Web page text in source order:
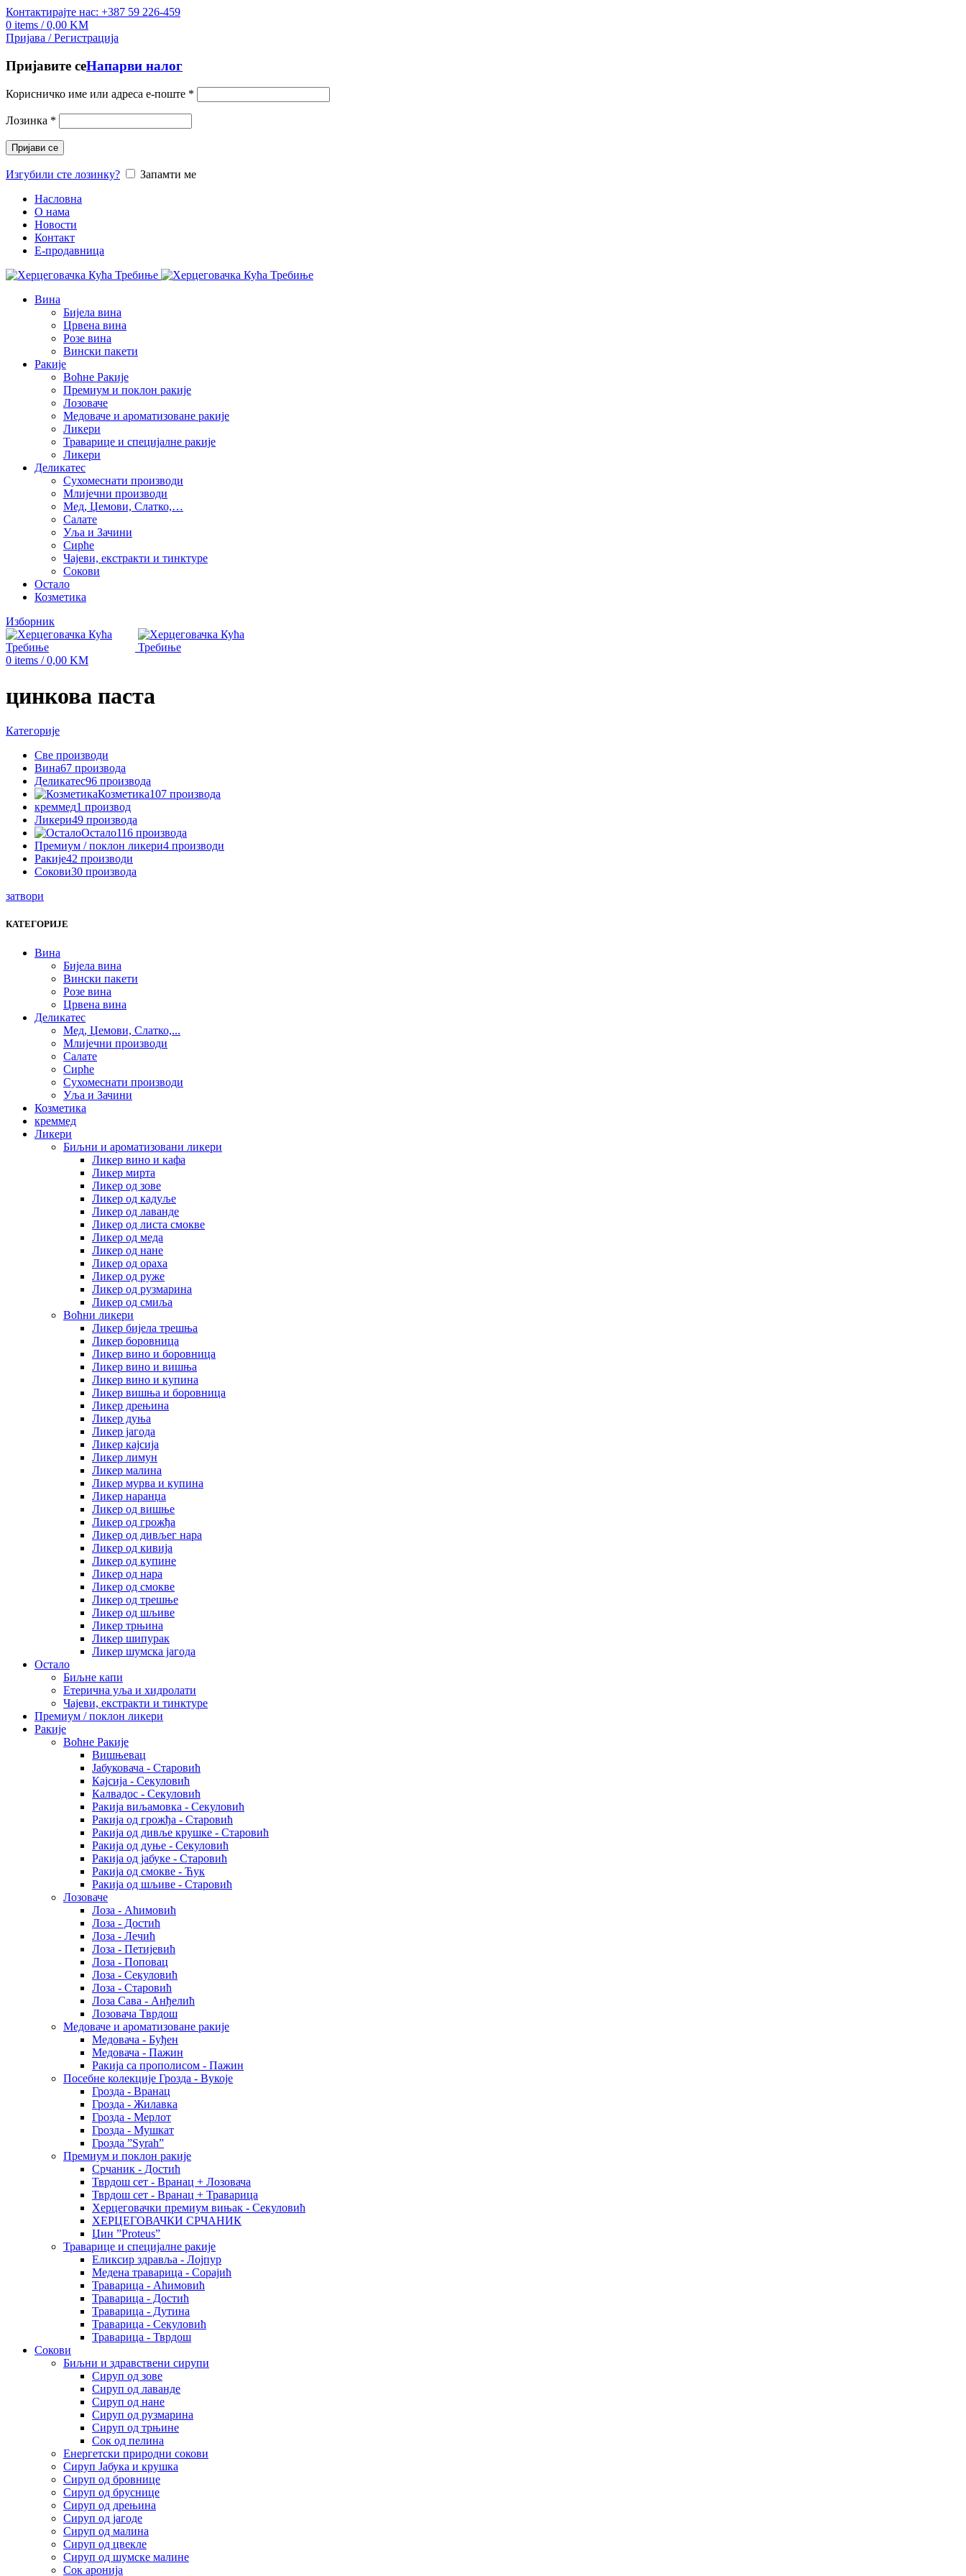
Контактирајте нас: +387 59 226-459
0 items / 0,00 KM
Пријава / Регистрација
Пријавите сеНапарви налог
Корисничко име или адреса е-поште *
Лозинка *
Пријави се
Изгубили сте лозинку?
Запамти ме
Насловна
О нама
Новости
Контакт
E-продавница
Вина
Бијела вина
Црвена вина
Розе вина
Вински пакети
Ракије
Воћне Ракије
Премиум и поклон ракије
Лозоваче
Медоваче и ароматизоване ракије
Ликери
Траварице и специјалне ракије
Ликери
Деликатес
Сухомеснати производи
Млијечни производи
Мед, Џемови, Слатко,…
Салате
Уља и Зачини
Сирће
Чајеви, екстракти и тинктуре
Сокови
Остало
Козметика
Изборник
0 items / 0,00 KM
цинкова паста
Категорије
Све производи
Вина67 производа
Деликатес96 производа
Козметика107 производа
креммед1 производ
Ликери49 производа
Остало116 производа
Премиум / поклон ликери4 производи
Ракије42 производи
Сокови30 производа
затвори
КАТЕГОРИЈЕ
Вина
Бијела вина
Вински пакети
Розе вина
Црвена вина
Деликатес
Мед, Џемови, Слатко,...
Млијечни производи
Салате
Сирће
Сухомеснати производи
Уља и Зачини
Козметика
креммед
Ликери
Биљни и ароматизовани ликери
Ликер вино и кафа
Ликер мирта
Ликер од зове
Ликер од кадуље
Ликер од лаванде
Ликер од листа смокве
Ликер од меда
Ликер од нане
Ликер од ораха
Ликер од руже
Ликер од рузмарина
Ликер од смиља
Воћни ликери
Ликер бијела трешња
Ликер боровница
Ликер вино и боровница
Ликер вино и вишња
Ликер вино и купина
Ликер вишња и боровница
Ликер дрењина
Ликер дуња
Ликер јагода
Ликер кајсија
Ликер лимун
Ликер малина
Ликер мурва и купина
Ликер наранџа
Ликер од вишње
Ликер од грожђа
Ликер од дивљег нара
Ликер од кивија
Ликер од купине
Ликер од нара
Ликер од смокве
Ликер од трешње
Ликер од шљиве
Ликер трњина
Ликер шипурак
Ликер шумска јагода
Остало
Биљне капи
Етерична уља и хидролати
Чајеви, екстракти и тинктуре
Премиум / поклон ликери
Ракије
Воћне Ракије
Вишњевац
Јабуковача - Старовић
Кајсија - Секуловић
Калвадос - Секуловић
Ракија виљамовка - Секуловић
Ракија од грожђа - Старовић
Ракија од дивље крушке - Старовић
Ракија од дуње - Секуловић
Ракија од јабуке - Старовић
Ракија од смокве - Ћук
Ракија од шљиве - Старовић
Лозоваче
Лоза - Аћимовић
Лоза - Достић
Лоза - Лечић
Лоза - Петијевић
Лоза - Поповац
Лоза - Секуловић
Лоза - Старовић
Лоза Сава - Анђелић
Лозовача Тврдош
Медоваче и ароматизоване ракије
Медовача - Буђен
Медовача - Пажин
Ракија са прополисом - Пажин
Посебне колекције Грозда - Вукоје
Грозда - Вранац
Грозда - Жилавка
Грозда - Мерлот
Грозда - Мушкат
Грозда ”Syrah”
Премиум и поклон ракије
Срчаник - Достић
Тврдош сет - Вранац + Лозовача
Тврдош сет - Вранац + Траварица
Херцеговачки премиум вињак - Секуловић
ХЕРЦЕГОВАЧКИ СРЧАНИК
Џин ”Proteus”
Траварице и специјалне ракије
Еликсир здравља - Лојпур
Медена траварица - Сорајић
Траварица - Аћимовић
Траварица - Достић
Траварица - Дутина
Траварица - Секуловић
Траварица - Тврдош
Сокови
Биљни и здравствени сирупи
Сируп од зове
Сируп од лаванде
Сируп од нане
Сируп од рузмарина
Сируп од трњине
Сок од пелина
Енергетски природни сокови
Сируп Јабука и крушка
Сируп од бровнице
Сируп од бруснице
Сируп од дрењина
Сируп од јагоде
Сируп од малина
Сируп од цвекле
Сируп од шумске малине
Сок аронија